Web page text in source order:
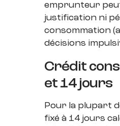
emprunteur
justification ni
consommation
décisions
Crédit
et 14 jours
Pour la plupart
fixé à 14 jours